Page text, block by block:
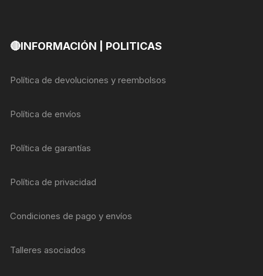
🔴INFORMACIÓN | POLITICAS
Política de devoluciones y reembolsos
Política de envíos
Política de garantías
Política de privacidad
Condiciones de pago y envíos
Talleres asociados